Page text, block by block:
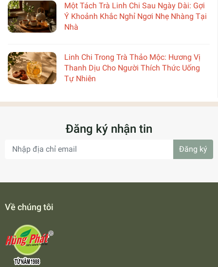
Một Tách Trà Linh Chi Sau Ngày Dài: Gợi
Ý Khoảnh Khắc Nghỉ Ngơi Nhẹ Nhàng Tại
Nhà
Linh Chi Trong Trà Thảo Mộc: Hương Vị
Thanh Dịu Cho Người Thích Thức Uống
Tự Nhiên
Đăng ký nhận tin
Đăng ký
Về chúng tôi